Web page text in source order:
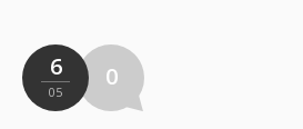
6
05
0